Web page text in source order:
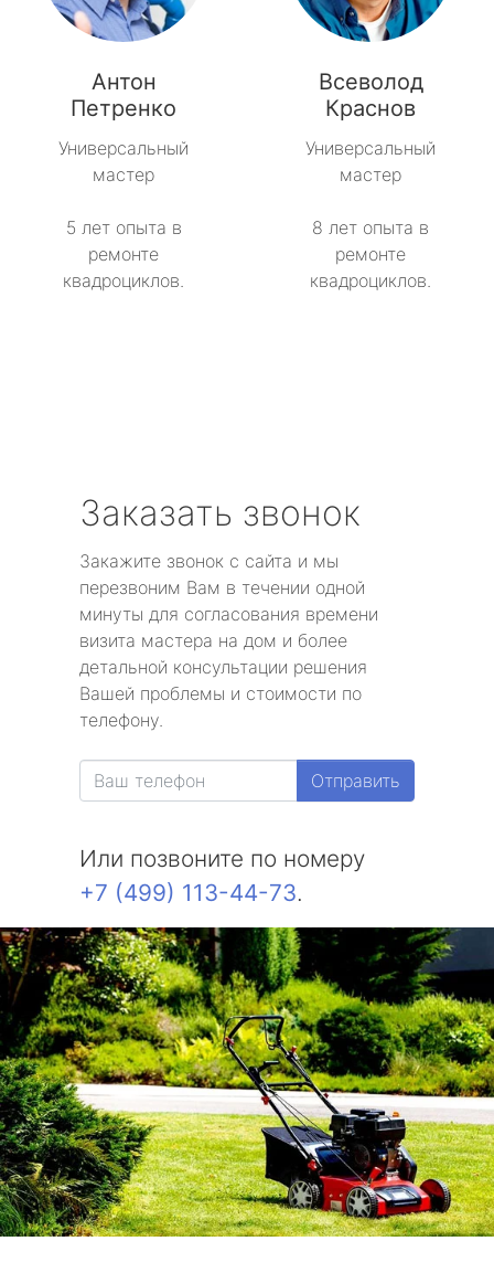
Антон
Петренко
Универсальный
мастер
5 лет опыта в
ремонте
квадроциклов.
Всеволод
Краснов
Универсальный
мастер
8 лет опыта в
ремонте
квадроциклов.
Заказать звонок
Закажите звонок с сайта и мы
перезвоним Вам в течении одной
минуты для согласования времени
визита мастера на дом и более
детальной консультации решения
Вашей проблемы и стоимости по
телефону.
Отправить
Или позвоните по номеру
+7 (499) 113-44-73.